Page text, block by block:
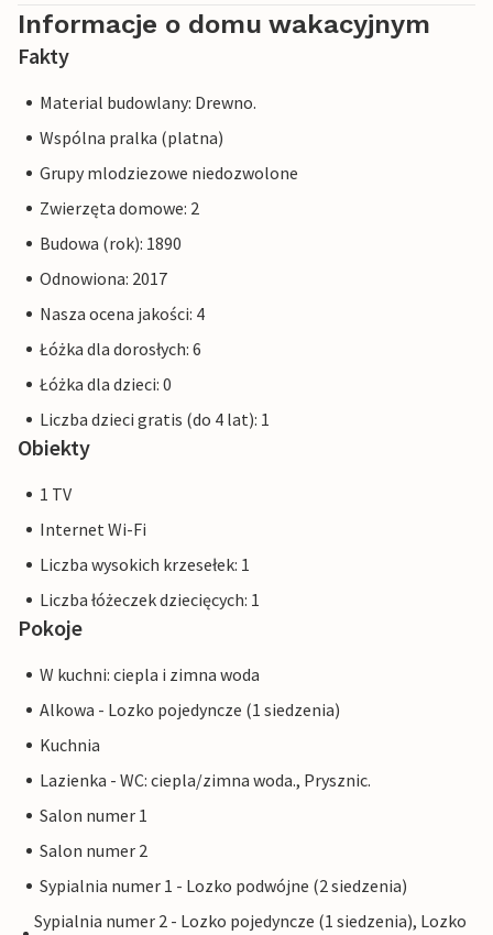
Informacje o domu wakacyjnym
Fakty
Material budowlany: Drewno.
Wspólna pralka (platna)
Grupy mlodziezowe niedozwolone
Zwierzęta domowe: 2
Budowa (rok): 1890
Odnowiona: 2017
Nasza ocena jakości: 4
Łóżka dla dorosłych: 6
Łóżka dla dzieci: 0
Liczba dzieci gratis (do 4 lat): 1
Obiekty
1 TV
Internet Wi-Fi
Liczba wysokich krzesełek: 1
Liczba łóżeczek dziecięcych: 1
Pokoje
W kuchni: ciepla i zimna woda
Alkowa - Lozko pojedyncze (1 siedzenia)
Kuchnia
Lazienka - WC: ciepla/zimna woda., Prysznic.
Salon numer 1
Salon numer 2
Sypialnia numer 1 - Lozko podwójne (2 siedzenia)
Sypialnia numer 2 - Lozko pojedyncze (1 siedzenia), Lozko